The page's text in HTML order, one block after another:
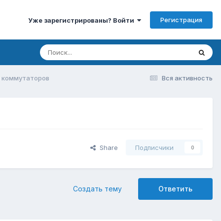
Уже зарегистрированы? Войти Регистрация
Вся активность
Share Подписчики 0
Ответить
Создать тему